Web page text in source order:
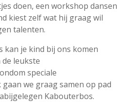
doen, een workshop dansen
kiest zelf wat hij graag wil
talenten.
kan je kind bij ons komen
leukste
speciale
gaan we graag samen op pad
Kabouterbos.